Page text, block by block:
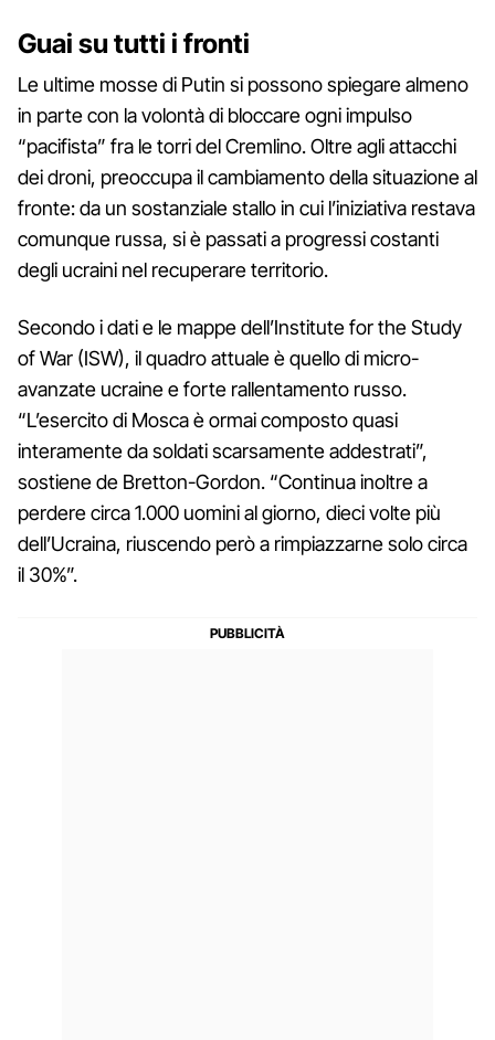
Guai su tutti i fronti
Le ultime mosse di Putin si possono spiegare almeno
in parte con la volontà di bloccare ogni impulso
“pacifista” fra le torri del Cremlino. Oltre agli attacchi
dei droni, preoccupa il cambiamento della situazione al
fronte: da un sostanziale stallo in cui l’iniziativa restava
comunque russa, si è passati a progressi costanti
degli ucraini nel recuperare territorio.
Secondo i dati e le mappe dell’Institute for the Study
of War (ISW), il quadro attuale è quello di micro-
avanzate ucraine e forte rallentamento russo.
“L’esercito di Mosca è ormai composto quasi
interamente da soldati scarsamente addestrati”,
sostiene de Bretton-Gordon. “Continua inoltre a
perdere circa 1.000 uomini al giorno, dieci volte più
dell’Ucraina, riuscendo però a rimpiazzarne solo circa
il 30%”.